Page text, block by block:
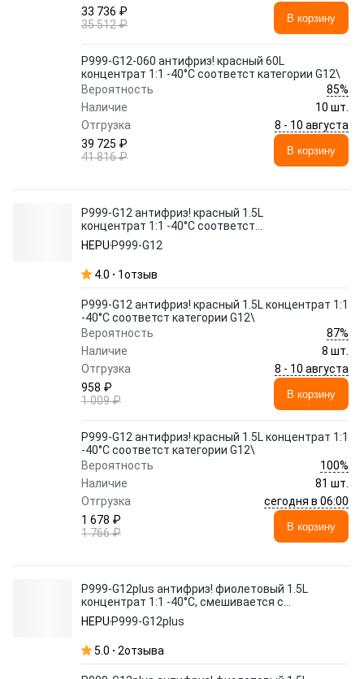
33 736 ₽
35 512 ₽
В корзину
P999-G12-060 антифриз! красный 60L
концентрат 1:1 -40°C соответст категории G12\
Вероятность
85%
Наличие
10 шт.
Отгрузка
8 - 10 августа
39 725 ₽
41 816 ₽
В корзину
P999-G12 антифриз! красный 1.5L
концентрат 1:1 -40°C соответст
категории G12\
HEPU P999-G12
4.0 1отзыв
P999-G12 антифриз! красный 1.5L концентрат 1:1
-40°C соответст категории G12\
Вероятность
87%
Наличие
8 шт.
Отгрузка
8 - 10 августа
958 ₽
1 009 ₽
В корзину
P999-G12 антифриз! красный 1.5L концентрат 1:1
-40°C соответст категории G12\
Вероятность
100%
Наличие
81 шт.
Отгрузка
сегодня в 06:00
1 678 ₽
1 766 ₽
В корзину
P999-G12plus антифриз! фиолетовый 1.5L
концентрат 1:1 -40°C, смешивается с
красным или синим,G12+\
HEPU P999-G12plus
5.0 2отзыва